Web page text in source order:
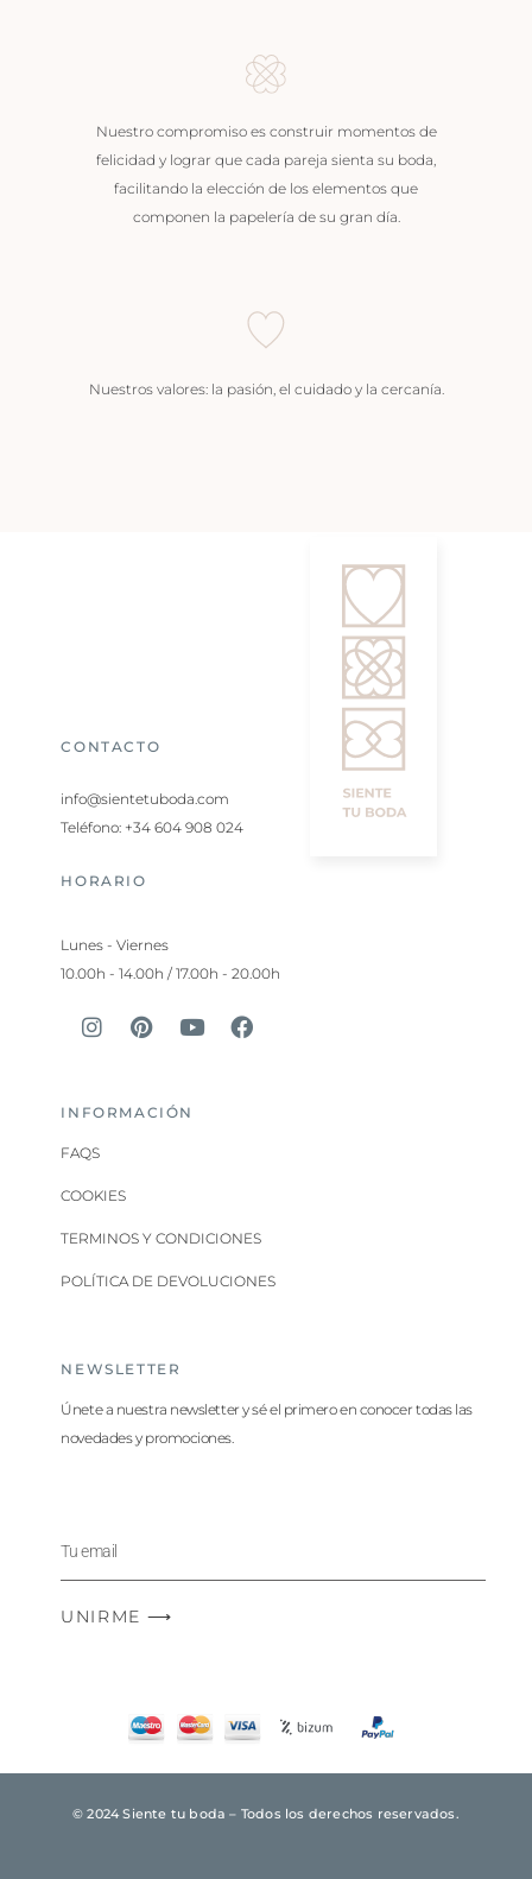
Nuestro compromiso es construir momentos de
felicidad y lograr que cada pareja sienta su boda,
facilitando la elección de los elementos que
componen la papelería de su gran día.
Nuestros valores: la pasión, el cuidado y la cercanía.
CONTACTO
info@sientetuboda.com
Teléfono: +34 604 908 024
HORARIO
Lunes - Viernes
10.00h - 14.00h / 17.00h - 20.00h
INFORMACIÓN
FAQS
COOKIES
TERMINOS Y CONDICIONES
POLÍTICA DE DEVOLUCIONES
NEWSLETTER
Únete a nuestra newsletter y sé el primero en conocer todas las
novedades y promociones.
UNIRME ⟶
© 2024 Siente tu boda – Todos los derechos reservados.